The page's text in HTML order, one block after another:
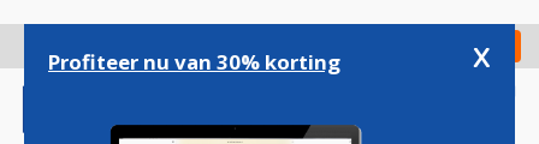
gaan
Check in
Profiteer nu van 30% korting x